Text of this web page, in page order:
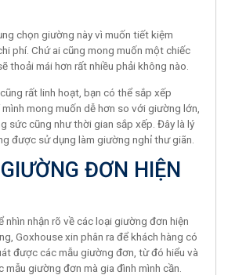
chọn giường này vì muốn tiết kiệm
phí. Chứ ai cũng mong muốn một chiếc
thoải mái hơn rất nhiều phải không nào.
rất linh hoạt, bạn có thể sắp xếp
mong muốn dễ hơn so với giường lớn,
sức cũng như thời gian sắp xếp. Đây là lý
được sử dụng làm giường nghỉ thư giãn.
ĐƠN HIỆN
nhìn nhận rõ về các loại giường đơn hiện
Goxhouse xin phân ra để khách hàng có
được các mẫu giường đơn, từ đó hiểu và
mẫu giường đơn mà gia đình mình cần.